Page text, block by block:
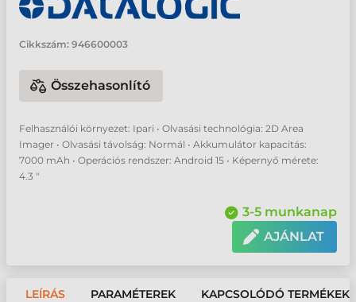
Cikkszám: 946600003
Összehasonlító
Felhasználói környezet: Ipari • Olvasási technológia: 2D Area
Imager • Olvasási távolság: Normál • Akkumulátor kapacitás:
7000 mAh • Operációs rendszer: Android 15 • Képernyő mérete:
4.3 "
3-5 munkanap
AJÁNLAT
LEÍRÁS PARAMÉTEREK KAPCSOLÓDÓ TERMÉKEK